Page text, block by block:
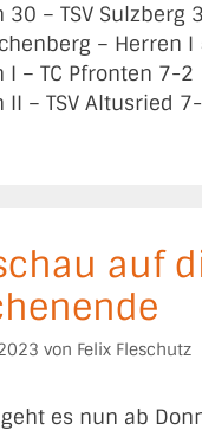
30 – TSV Sulzberg
– Herren
I – TC Pfronten 7-2
II – TSV Altusried
auf
von Felix Fleschutz
es nun ab